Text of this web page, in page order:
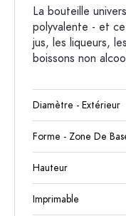
La bouteille
polyvalente - et
jus, les liqueurs,
boissons non
Diamètre - Extérieur
Forme - Zone De
Hauteur
Imprimable